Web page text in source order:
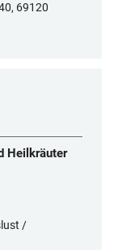
​​​​​​​69120
Heilkräuter
/